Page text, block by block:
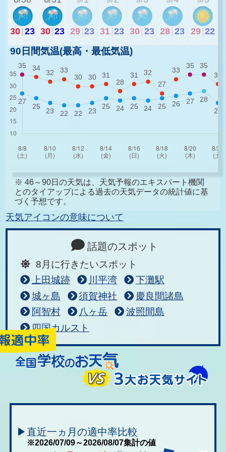
30 23 30 23 29 23 31 23 30 23 28 23 29 22
90日間気温(最高・最低気温)
※ 46～90日の天気は、天気予報のエキスパート機関
とのタイアップによる過去の天気データの統計値に基
づく予想です。
天気アイコンの意味について
話題のスポット
8月に行きたいスポット
上田城跡
川平湾
下灘駅
城ヶ島
須賀神社
慶良間諸島
阿智村
八ヶ岳
波照間島
四国カルスト
▶直近一ヵ月の適中率比較
※2026/07/09～2026/08/07集計の値